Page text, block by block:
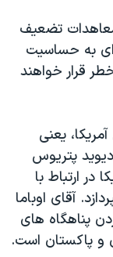
معاهدات تضعيف
ای به حساسيت
قرار خواهند
يعنی
ديويد پتريوس
در ارتباط با
آقای اوباما
پناهگاه های
و پاکستان است.